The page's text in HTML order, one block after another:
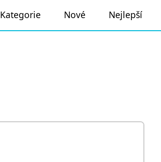
Kategorie Nové Nejlepší